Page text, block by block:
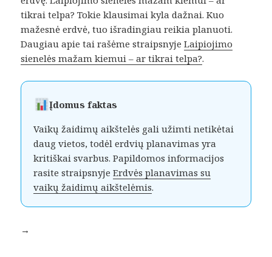
tikrai telpa? Tokie klausimai kyla dažnai. Kuo
mažesnė erdvė, tuo išradingiau reikia planuoti.
Daugiau apie tai rašėme straipsnyjeLaipiojimo
sienelės mažam kiemui – ar tikrai telpa?.
Įdomus faktas
Vaikų žaidimų aikštelės gali užimti netikėtai
daug vietos, todėl erdvių planavimas yra
kritiškai svarbus. Papildomos informacijos
rasite straipsnyjeErdvės planavimas su
vaikų žaidimų aikštelėmis.
→